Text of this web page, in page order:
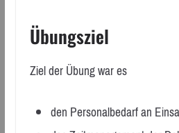
Übungsziel
Ziel der Übung war es
den Personalbedarf an